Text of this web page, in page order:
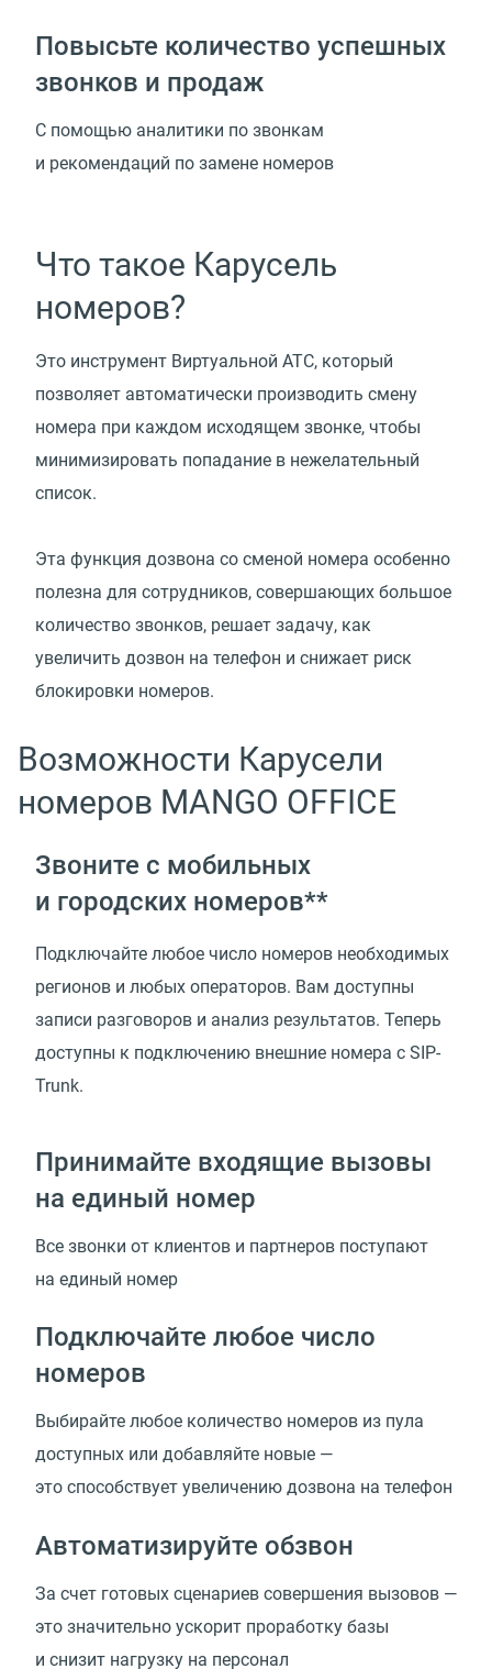
Повысьте количество успешных
звонков и продаж
С помощью аналитики по звонкам
и рекомендаций по замене номеров
Что такое Карусель
номеров?
Это инструмент Виртуальной АТС, который
позволяет автоматически производить смену
номера при каждом исходящем звонке, чтобы
минимизировать попадание в нежелательный
список.
Эта функция дозвона со сменой номера особенно
полезна для сотрудников, совершающих большое
количество звонков, решает задачу, как
увеличить дозвон на телефон и снижает риск
блокировки номеров.
Возможности Карусели
номеров MANGO OFFICE
Звоните с мобильных
и городских номеров**
Подключайте любое число номеров необходимых
регионов и любых операторов. Вам доступны
записи разговоров и анализ результатов. Теперь
доступны к подключению внешние номера с SIP-
Trunk.
Принимайте входящие вызовы
на единый номер
Все звонки от клиентов и партнеров поступают
на единый номер
Подключайте любое число
номеров
Выбирайте любое количество номеров из пула
доступных или добавляйте новые —
это способствует увеличению дозвона на телефон
Автоматизируйте обзвон
За счет готовых сценариев совершения вызовов —
это значительно ускорит проработку базы
и снизит нагрузку на персонал